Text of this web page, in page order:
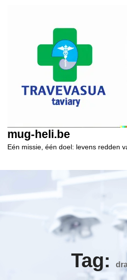
mug-heli.be
Eén missie, één doel: levens redden
Tag: